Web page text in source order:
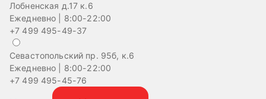
Лобненская д.17 к.6
Ежедневно | 8:00-22:00
+7 499 495-49-37
Севастопольский пр. 95б, к.6
Ежедневно | 8:00-22:00
+7 499 495-45-76